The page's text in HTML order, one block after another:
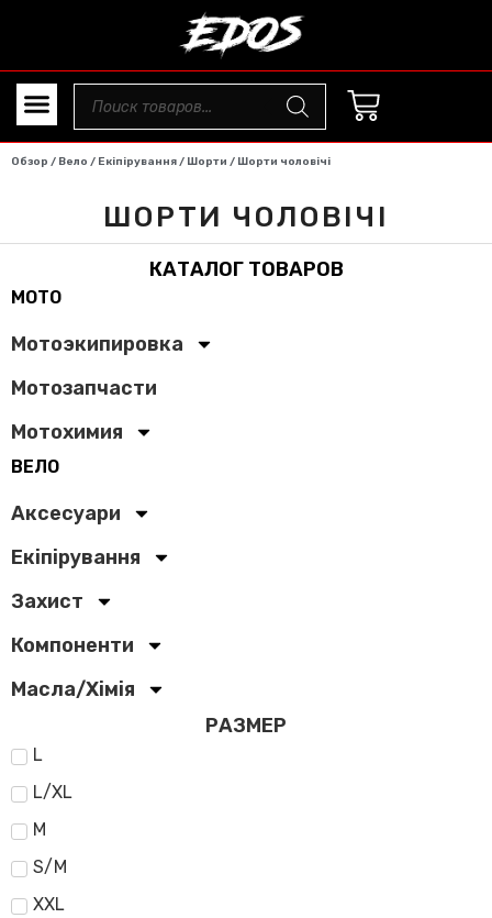
Обзор / Вело / Екіпірування/ Шорти / Шорти чоловічі
ШОРТИ ЧОЛОВІЧІ
КАТАЛОГ ТОВАРОВ
МОТО
Мотоэкипировка
Мотозапчасти
Мотохимия
ВЕЛО
Аксесуари
Екіпірування
Захист
Компоненти
Масла/Хімія
РАЗМЕР
L
L/XL
M
S/M
XXL